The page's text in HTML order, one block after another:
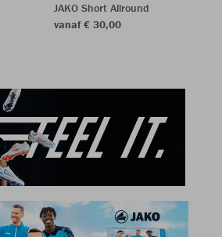
JAKO Short Allround
vanaf € 30,00